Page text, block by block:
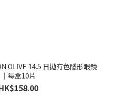
OLIVE 14.5 日拋有色隱形眼鏡
｜每盒10片